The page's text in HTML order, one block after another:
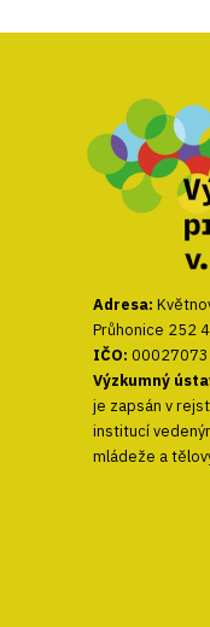
Adresa:
Průhonice 252
IČO: 00027073
Výzkumný
je zapsán v
institucí
mládeže a